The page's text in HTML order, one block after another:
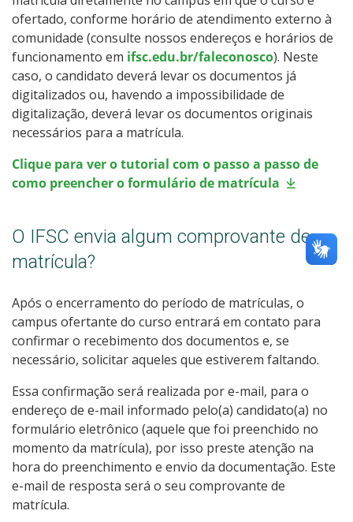
ofertado, conforme horário de atendimento externo à
comunidade (consulte nossos endereços e horários de
funcionamento em ifsc.edu.br/faleconosco). Neste
caso, o candidato deverá levar os documentos já
digitalizados ou, havendo a impossibilidade de
digitalização, deverá levar os documentos originais
necessários para a matrícula.
Clique para ver o tutorial com o passo a passo de
como preencher o formulário de matrícula
O IFSC envia algum comprovante de
matrícula?
Após o encerramento do período de matrículas, o
campus ofertante do curso entrará em contato para
confirmar o recebimento dos documentos e, se
necessário, solicitar aqueles que estiverem faltando.
Essa confirmação será realizada por e-mail, para o
endereço de e-mail informado pelo(a) candidato(a) no
formulário eletrônico (aquele que foi preenchido no
momento da matrícula), por isso preste atenção na
hora do preenchimento e envio da documentação. Este
e-mail de resposta será o seu comprovante de
matrícula.